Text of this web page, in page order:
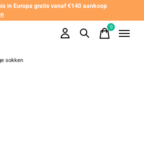
in Europa gratis vanaf €140 aankoop
0items
sokken